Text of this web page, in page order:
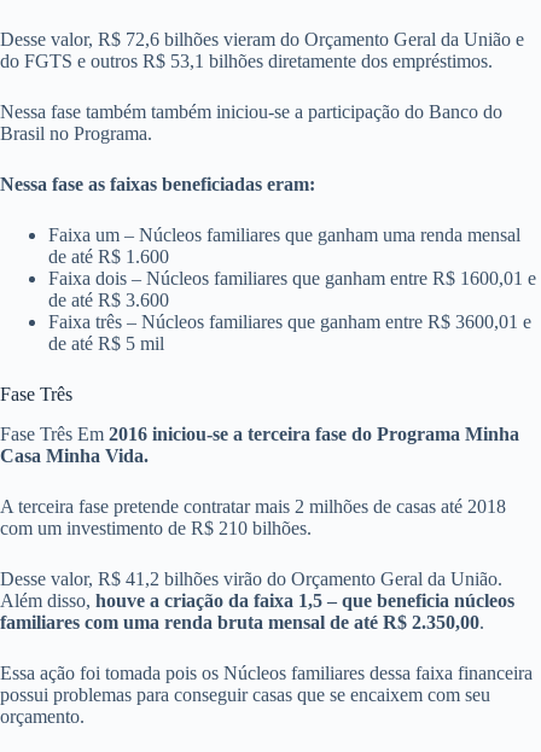
Desse valor, R$ 72,6 bilhões vieram do Orçamento Geral da União e
do FGTS e outros R$ 53,1 bilhões diretamente dos empréstimos.
Nessa fase também também iniciou-se a participação do Banco do
Brasil no Programa.
Nessa fase as faixas beneficiadas eram:
Faixa um – Núcleos familiares que ganham uma renda mensal
de até R$ 1.600
Faixa dois – Núcleos familiares que ganham entre R$ 1600,01 e
de até R$ 3.600
Faixa três – Núcleos familiares que ganham entre R$ 3600,01 e
de até R$ 5 mil
Fase Três
Fase Três Em 2016 iniciou-se a terceira fase do Programa Minha
Casa Minha Vida.
A terceira fase pretende contratar mais 2 milhões de casas até 2018
com um investimento de R$ 210 bilhões.
Desse valor, R$ 41,2 bilhões virão do Orçamento Geral da União.
Além disso, houve a criação da faixa 1,5 – que beneficia núcleos
familiares com uma renda bruta mensal de até R$ 2.350,00.
Essa ação foi tomada pois os Núcleos familiares dessa faixa financeira
possui problemas para conseguir casas que se encaixem com seu
orçamento.